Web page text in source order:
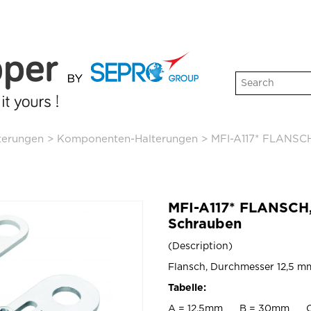
> Komponenten-Halterungen > MFI-A117*
MFI-A117*
Schrauben
Description
Flansch, Durchmesser 12,5
Tabelle:
A = 12.5mm B = 30mm